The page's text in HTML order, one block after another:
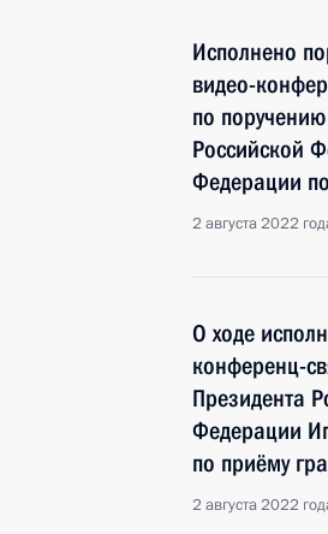
Исполнено
видео-
по
Российской
Федерации
2 августа 2022
О ходе
конференц-
Президента
Федерации
по приёму
2 августа 2022